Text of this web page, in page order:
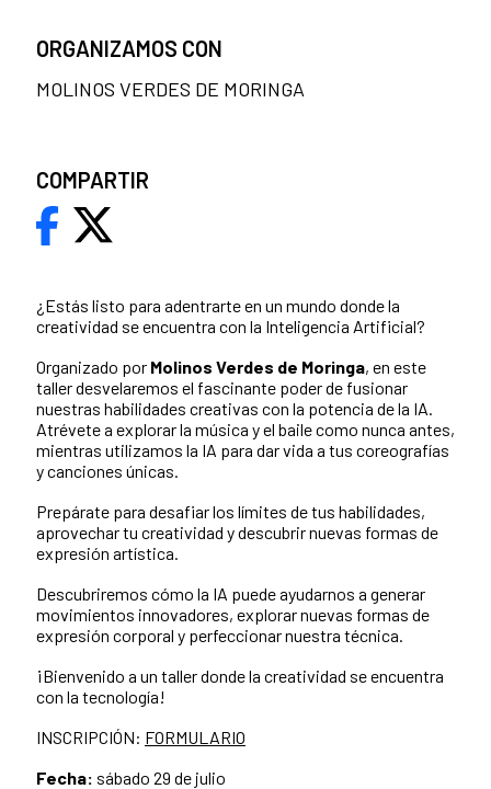
¿Estás listo para adentrarte en un mundo donde la
creatividad se encuentra con la Inteligencia Artificial?
Organizado por Molinos Verdes de Moringa, en este
taller desvelaremos el fascinante poder de fusionar
nuestras habilidades creativas con la potencia de la IA.
Atrévete a explorar la música y el baile como nunca antes,
mientras utilizamos la IA para dar vida a tus coreografías
y canciones únicas.
Prepárate para desafiar los límites de tus habilidades,
aprovechar tu creatividad y descubrir nuevas formas de
expresión artística.
Descubriremos cómo la IA puede ayudarnos a generar
movimientos innovadores, explorar nuevas formas de
expresión corporal y perfeccionar nuestra técnica.
¡Bienvenido a un taller donde la creatividad se encuentra
con la tecnología!
INSCRIPCIÓN: FORMULARIO
Fecha: sábado 29 de julio
ORGANIZAMOS CON
MOLINOS VERDES DE MORINGA
COMPARTIR